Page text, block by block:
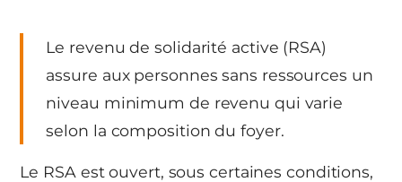
Le revenu de solidarité active (RSA)
assure aux personnes sans ressources un
niveau minimum de revenu qui varie
selon la composition du foyer.
Le RSA est ouvert, sous certaines conditions,